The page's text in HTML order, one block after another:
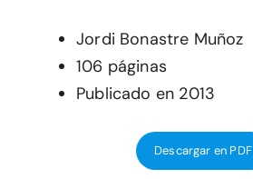
Jordi Bonastre Muñoz
106 páginas
Publicado en 2013
Descargar en PDF